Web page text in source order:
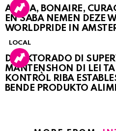
ARUBA, BONAIRE,
EN SABA NEMEN DEZE
WORLDPRIDE IN
LOCAL
DIREKTORADO DI
MANTENSHON DI LEI
KONTRÒL RIBA
BENDE PRODUKTO